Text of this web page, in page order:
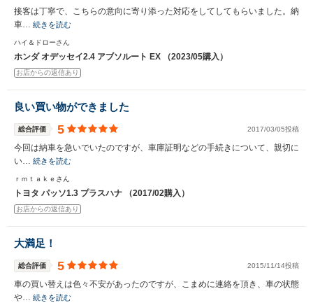
接客は丁寧で、こちらの意向に寄り添った対応をしてしてもらいました。納
車… 続きを読む
ハイ＆ドローさん
ホンダ オデッセイ2.4 アブソルート EX （2023/05購入）
お店からの返信あり
良い買い物ができました
総合評価 5 2017/03/05投稿
今回は納車を急いでいたのですが、車庫証明などの手続きについて、親切に
い… 続きを読む
ｒｍｔａｋｅさん
トヨタ パッソ1.3 プラスハナ （2017/02購入）
お店からの返信あり
大満足！
総合評価 5 2015/11/14投稿
車の買い替えは色々不安があったのですが、こまめに連絡を頂き、車の状態
や… 続きを読む